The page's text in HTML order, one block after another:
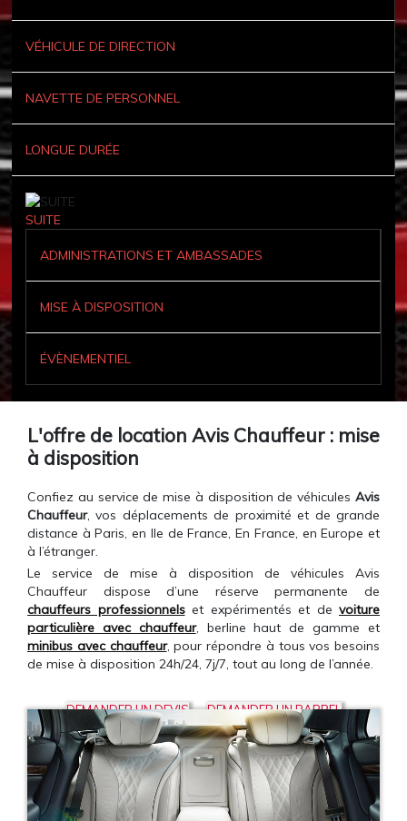
VÉHICULE DE DIRECTION
NAVETTE DE PERSONNEL
LONGUE DURÉE
SUITE
ADMINISTRATIONS ET AMBASSADES
MISE À DISPOSITION
ÉVÈNEMENTIEL
L'offre de location Avis Chauffeur : mise
à disposition
Confiez au service de mise à disposition de véhicules Avis
Chauffeur, vos déplacements de proximité et de grande
distance à Paris, en Ile de France, En France, en Europe et
à l’étranger.
Le service de mise à disposition de véhicules Avis
Chauffeur dispose d’une réserve permanente de
chauffeurs professionnelset expérimentés et de voiture
particulière avec chauffeur, berline haut de gamme et
minibus avec chauffeur, pour répondre à tous vos besoins
de mise à disposition 24h/24, 7j/7, tout au long de l’année.
DEMANDER UN DEVIS DEMANDER UN RAPPEL